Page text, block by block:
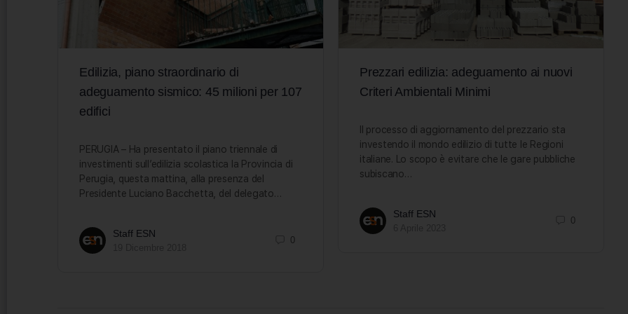
Edilizia, piano straordinario di
adeguamento sismico: 45 milioni per 107
edifici
PERUGIA – Ha presentato il piano triennale di
investimenti sull’edilizia scolastica la Provincia di
Perugia, questa mattina, alla presenza del
Presidente Luciano Bacchetta, del delegato…
Staff ESN
0
Prezzari edilizia: adeguamento ai nuovi
Criteri Ambientali Minimi
Il processo di aggiornamento del prezzario sta
investendo il mondo edilizio di tutte le Regioni
italiane. Lo scopo è evitare che le gare pubbliche
subiscano…
Staff ESN
0